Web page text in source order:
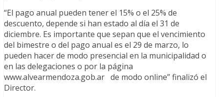
“El pago anual pueden tener el 15% o el 25% de
descuento, depende si han estado al día el 31 de
diciembre. Es importante que sepan que el vencimiento
del bimestre o del pago anual es el 29 de marzo, lo
pueden hacer de modo presencial en la municipalidad o
en las delegaciones o por la página
www.alvearmendoza.gob.ar de modo online” finalizó el
Director.